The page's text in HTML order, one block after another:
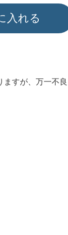
入れる
すが、万一不